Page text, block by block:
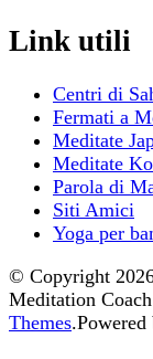
Link utili
Centri di
Fermati a
Meditate
Meditate
Parola di
Siti Amici
Yoga per
© Copyright
Meditation
Themes.Powered